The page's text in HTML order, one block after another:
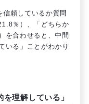
頼しているか質問
％）、「どちらか
を合わせると、中間
いる」ことがわかり
理解している」